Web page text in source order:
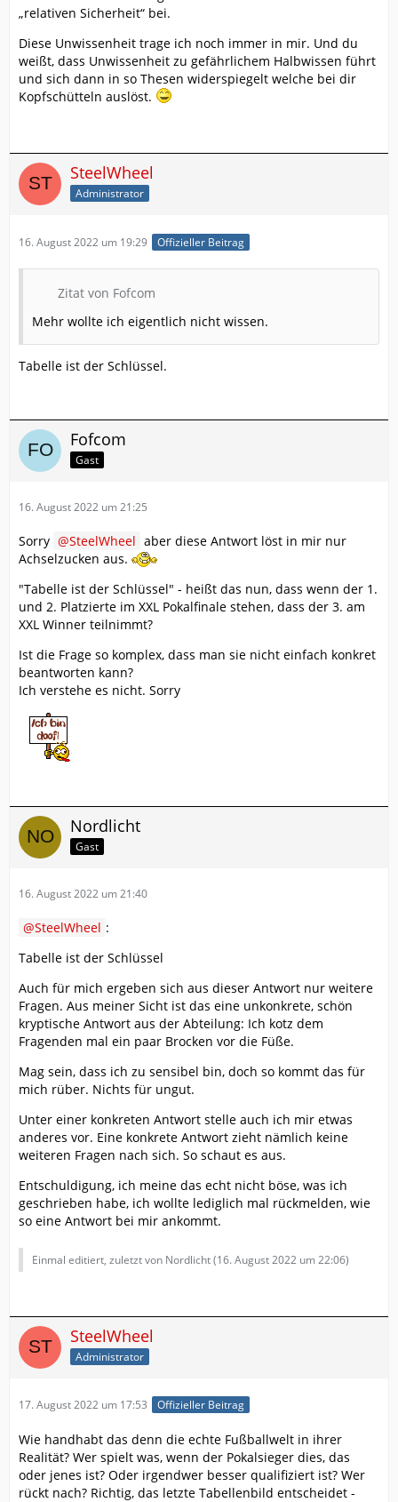
„relativen Sicherheit“ bei.
Diese Unwissenheit trage ich noch immer in mir. Und du
weißt, dass Unwissenheit zu gefährlichem Halbwissen führt
und sich dann in so Thesen widerspiegelt welche bei dir
Kopfschütteln auslöst.
SteelWheel
Administrator
16. August 2022 um 19:29 Offizieller Beitrag
Zitat von Fofcom
Mehr wollte ich eigentlich nicht wissen.
Tabelle ist der Schlüssel.
Fofcom
Gast
16. August 2022 um 21:25
Sorry SteelWheel aber diese Antwort löst in mir nur
Achselzucken aus.
"Tabelle ist der Schlüssel" - heißt das nun, dass wenn der 1.
und 2. Platzierte im XXL Pokalfinale stehen, dass der 3. am
XXL Winner teilnimmt?
Ist die Frage so komplex, dass man sie nicht einfach konkret
beantworten kann?
Ich verstehe es nicht. Sorry
Nordlicht
Gast
16. August 2022 um 21:40
SteelWheel :
Tabelle ist der Schlüssel
Auch für mich ergeben sich aus dieser Antwort nur weitere
Fragen. Aus meiner Sicht ist das eine unkonkrete, schön
kryptische Antwort aus der Abteilung: Ich kotz dem
Fragenden mal ein paar Brocken vor die Füße.
Mag sein, dass ich zu sensibel bin, doch so kommt das für
mich rüber. Nichts für ungut.
Unter einer konkreten Antwort stelle auch ich mir etwas
anderes vor. Eine konkrete Antwort zieht nämlich keine
weiteren Fragen nach sich. So schaut es aus.
Entschuldigung, ich meine das echt nicht böse, was ich
geschrieben habe, ich wollte lediglich mal rückmelden, wie
so eine Antwort bei mir ankommt.
Einmal editiert, zuletzt von Nordlicht (16. August 2022 um 22:06)
SteelWheel
Administrator
17. August 2022 um 17:53 Offizieller Beitrag
Wie handhabt das denn die echte Fußballwelt in ihrer
Realität? Wer spielt was, wenn der Pokalsieger dies, das
oder jenes ist? Oder irgendwer besser qualifiziert ist? Wer
rückt nach? Richtig, das letzte Tabellenbild entscheidet -